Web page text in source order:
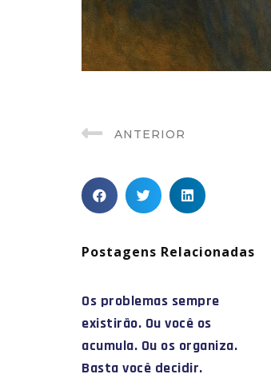
ANTERIOR
Postagens Relacionadas
Os problemas sempre
existirão. Ou você os
acumula. Ou os organiza.
Basta você decidir.